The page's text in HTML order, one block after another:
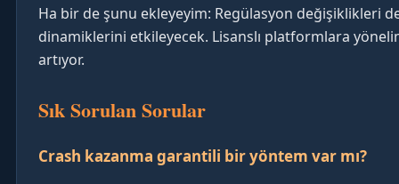
Ha bir de şunu ekleyeyim: Regülasyon değişiklikleri
dinamiklerini etkileyecek. Lisanslı platformlara
artıyor.
Sık Sorulan Sorular
Crash kazanma garantili bir yöntem var mı?